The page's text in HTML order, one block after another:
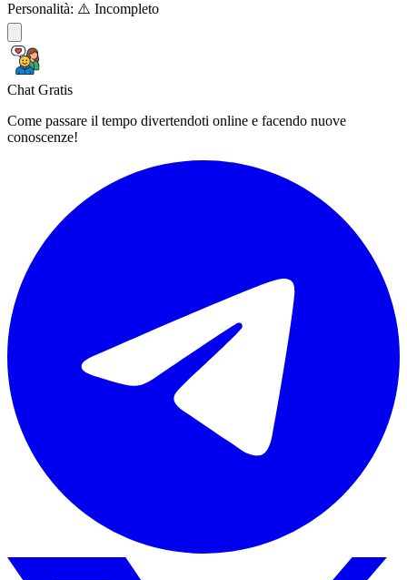
Personalità: ⚠️ Incompleto
Chat Gratis
Come passare il tempo divertendoti online e facendo nuove
conoscenze!